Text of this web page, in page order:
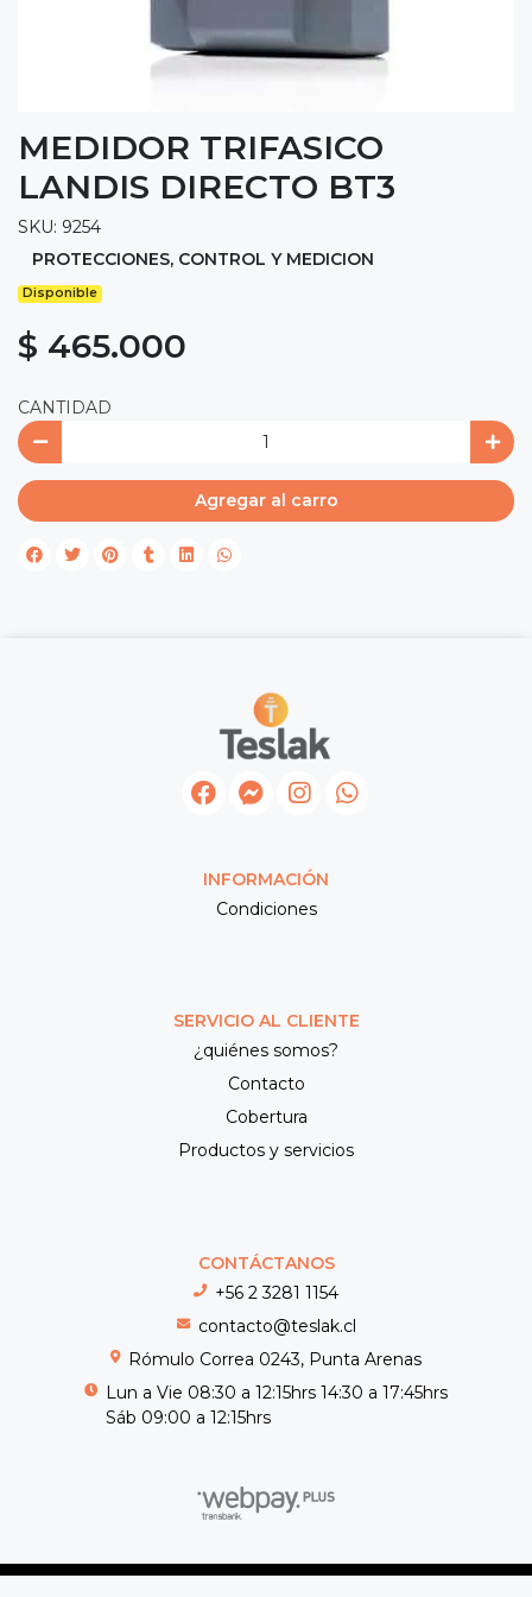
MEDIDOR TRIFASICO
LANDIS DIRECTO BT3
SKU: 9254
PROTECCIONES, CONTROL Y MEDICION
Disponible
$ 465.000
CANTIDAD
Agregar al carro
INFORMACIÓN
Condiciones
SERVICIO AL CLIENTE
¿quiénes somos?
Contacto
Cobertura
Productos y servicios
CONTÁCTANOS
+56 2 3281 1154
contacto@teslak.cl
Rómulo Correa 0243, Punta Arenas
Lun a Vie 08:30 a 12:15hrs 14:30 a 17:45hrs
Sáb 09:00 a 12:15hrs
Teslak © 2026